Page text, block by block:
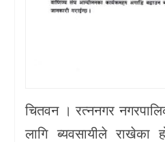
चितवन । रत्ननगर
लागि ब्यवसायीले राखेका